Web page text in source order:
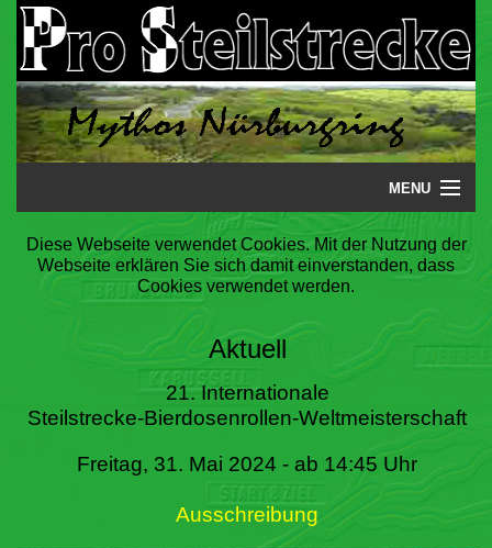
MENU
Startseite
Steilstrecke
Literatur
Termine
Diese Webseite verwendet Cookies. Mit der Nutzung der
Webseite erklären Sie sich damit einverstanden, dass
Cookies verwendet werden.
Aktuell
21. Internationale
Steilstrecke-Bierdosenrollen-Weltmeisterschaft
Freitag, 31. Mai 2024 - ab 14:45 Uhr
Ausschreibung